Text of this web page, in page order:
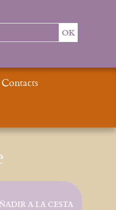
A LA CESTA
Contacts